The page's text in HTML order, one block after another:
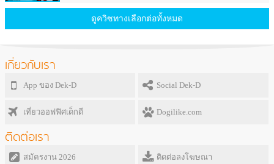
ดูควิซทางเลือกต่อทั้งหมด
เกี่ยวกับเรา
App ของ Dek-D Social Dek-D
เที่ยวออฟฟิศเด็กดี Dogilike.com
ติดต่อเรา
สมัครงาน 2026 ติดต่อลงโฆษณา